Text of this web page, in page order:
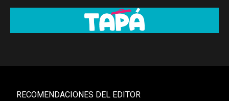
RECOMENDACIONES DEL EDITOR